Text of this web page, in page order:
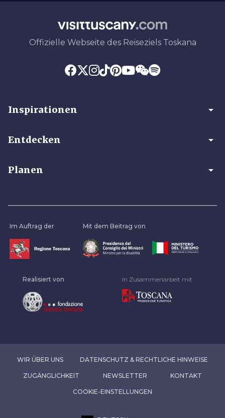
Offizielle Webseite des Reiseziels Toskana
Inspirationen arrow_drop_down
Entdecken arrow_drop_down
Planen arrow_drop_down
Im Auftrag der Mit dem Beitrag von
Realisiert von In Zusammenarbeit mit
WIR ÜBER UNS DATENSCHUTZ & RECHTLICHE HINWEISE
ZUGÄNGLICHKEIT NEWSLETTER KONTAKT
COOKIE-EINSTELLUNGEN